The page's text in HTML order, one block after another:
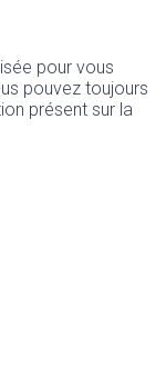
pour vous
pouvez toujours
présent sur la